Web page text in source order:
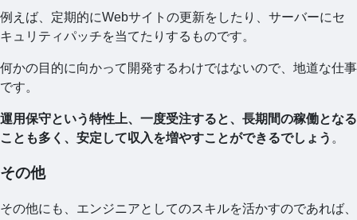
例えば、定期的にWebサイトの更新をしたり、サーバーにセ
キュリティパッチを当てたりするものです。
何かの目的に向かって開発するわけではないので、地道な仕事
です。
運用保守という特性上、一度受注すると、長期間の稼働となる
ことも多く、安定して収入を増やすことができるでしょう 。
その他
その他にも、エンジニアとしてのスキルを活かすのであれば、